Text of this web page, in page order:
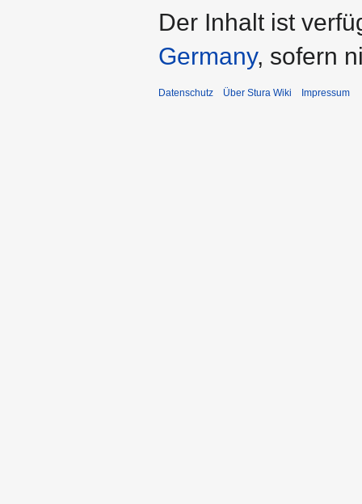
Der Inhalt ist
Germany, sofern
Datenschutz Über Stura Wiki Impressum